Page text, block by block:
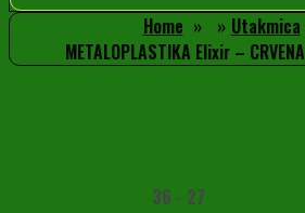
Home
Utakmica
METALOPLASTIKA Elixir –
36 - 27